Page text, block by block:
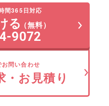
間365日対応
る（無料）
9072
問い合わせ
・お見積り